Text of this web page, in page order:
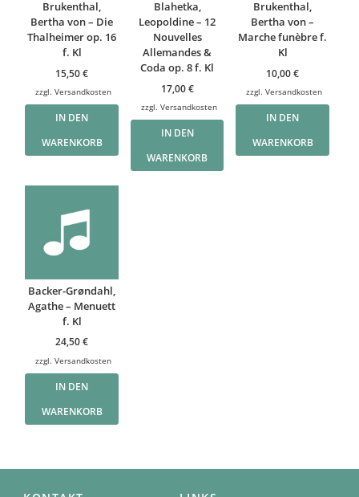
Brukenthal,
Bertha von – Die
Thalheimer op. 16
f. Kl
15,50€
zzgl.Versandkosten
IN DEN
WARENKORB
Blahetka,
Leopoldine – 12
Nouvelles
Allemandes &
Coda op. 8 f. Kl
17,00€
zzgl. Versandkosten
IN DEN
WARENKORB
Brukenthal,
Bertha von –
Marche funèbre f.
Kl
10,00€
zzgl.Versandkosten
IN DEN
WARENKORB
Backer-Grøndahl,
Agathe – Menuett
f. Kl
24,50€
zzgl.Versandkosten
IN DEN
WARENKORB